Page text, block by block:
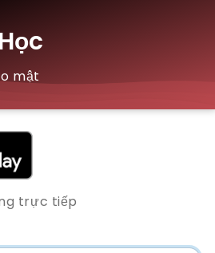
mật
trực tiếp